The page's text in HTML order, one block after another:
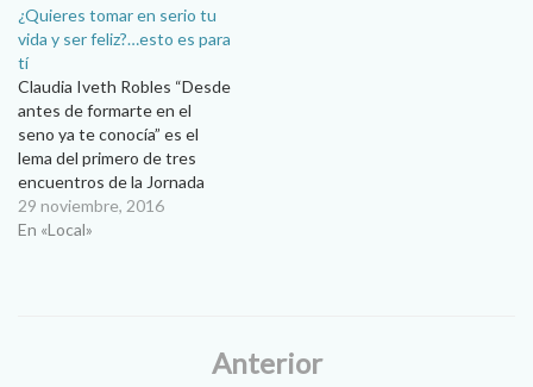
¿Quieres tomar en serio tu
vida y ser feliz?…esto es para
tí
Claudia Iveth Robles “Desde
antes de formarte en el
seno ya te conocía” es el
lema del primero de tres
encuentros de la Jornada
Vocacional Femenil que
realizará la Pastoral
29 noviembre, 2016
En «Local»
Anterior